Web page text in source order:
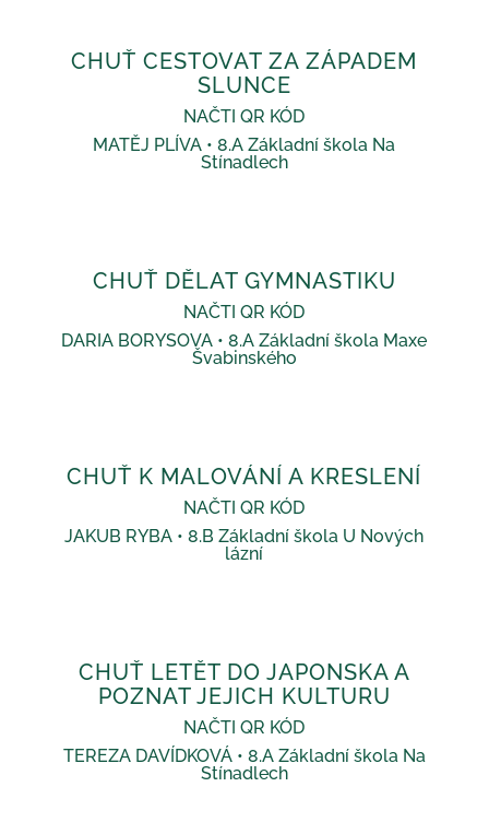
CHUŤ CESTOVAT ZA ZÁPADEM
SLUNCE
NAČTI QR KÓD
MATĚJ PLÍVA • 8.A Základní škola Na
Stínadlech
CHUŤ DĚLAT GYMNASTIKU
NAČTI QR KÓD
DARIA BORYSOVA • 8.A Základní škola Maxe
Švabinského
CHUŤ K MALOVÁNÍ A KRESLENÍ
NAČTI QR KÓD
JAKUB RYBA • 8.B Základní škola U Nových
lázní
CHUŤ LETĚT DO JAPONSKA A
POZNAT JEJICH KULTURU
NAČTI QR KÓD
TEREZA DAVÍDKOVÁ • 8.A Základní škola Na
Stínadlech